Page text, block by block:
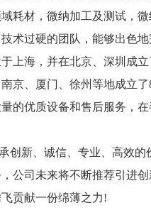
耗材，微纳加工及测试，
术过硬的团队，能够出色
上海，并在北京、深圳成
京、厦门、徐州等地成立
的优质设备和售后服务，
新、诚信、专业、高效的
公司未来将不断推荐引进
贡献一份绵薄之力!